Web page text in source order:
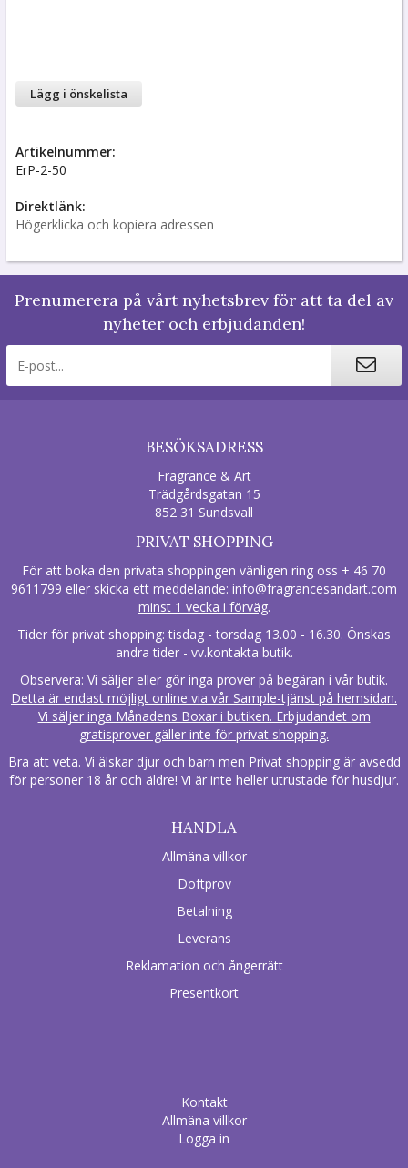
Lägg i önskelista
Artikelnummer:
ErP-2-50
Direktlänk:
Högerklicka och kopiera adressen
Prenumerera på vårt nyhetsbrev för att ta del av
nyheter och erbjudanden!
BESÖKSADRESS
Fragrance & Art
Trädgårdsgatan 15
852 31 Sundsvall
PRIVAT SHOPPING
För att boka den privata shoppingen vänligen ring oss + 46 70
9611799 eller skicka ett meddelande: info@fragrancesandart.com
minst 1 vecka i förväg.
Tider för privat shopping: tisdag - torsdag 13.00 - 16.30. Önskas
andra tider - vv.kontakta butik.
Observera: Vi säljer eller gör inga prover på begäran i vår butik.
Detta är endast möjligt online via vår Sample-tjänst på hemsidan.
Vi säljer inga Månadens Boxar i butiken. Erbjudandet om
gratisprover gäller inte för privat shopping.
Bra att veta. Vi älskar djur och barn men Privat shopping är avsedd
för personer 18 år och äldre! Vi är inte heller utrustade för husdjur.
HANDLA
Allmäna villkor
Doftprov
Betalning
Leverans
Reklamation och ångerrätt
Presentkort
Kontakt
Allmäna villkor
Logga in